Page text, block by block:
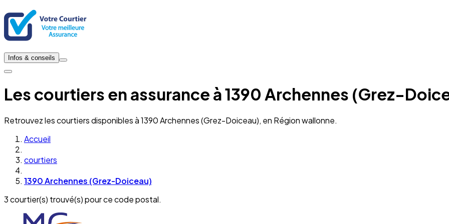
Infos & conseils
Les courtiers en assurance à 1390 Archennes (Grez-
Retrouvez les courtiers disponibles à 1390 Archennes (Grez-Doiceau), en Région wallonne.
Accueil
courtiers
1390 Archennes (Grez-Doiceau)
3 courtier(s) trouvé(s) pour ce code postal.